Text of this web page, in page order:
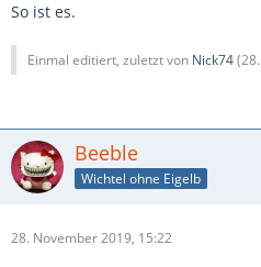
So ist es.
Einmal editiert, zuletzt von Nick74(
Beeble
Wichtel ohne Eigelb
28. November 2019, 15:22